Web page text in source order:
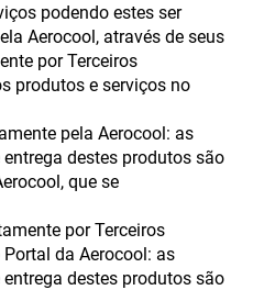
podendo estes ser
Aerocool, através de seus
por Terceiros
produtos e serviços no
pela Aerocool: as
destes produtos são
que se
por Terceiros
da Aerocool: as
destes produtos são